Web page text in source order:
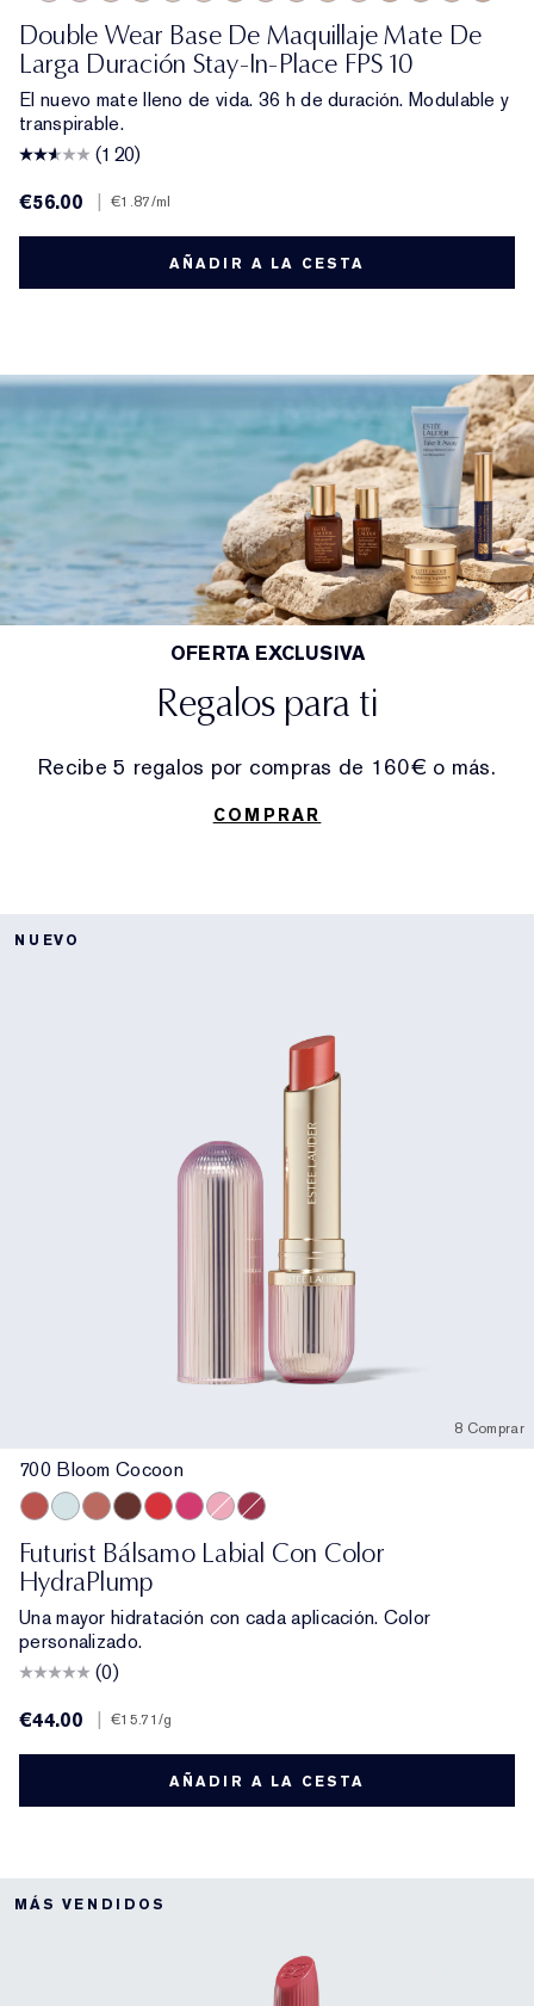
Double Wear Base De Maquillaje Mate De
Larga Duración Stay-In-Place FPS 10
El nuevo mate lleno de vida. 36 h de duración. Modulable y
transpirable.
(120)
€56.00
€1.87/ml
AÑADIR A LA CESTA
OFERTA EXCLUSIVA
Regalos para ti
Recibe 5 regalos por compras de 160€ o más.
COMPRAR
NUEVO
8 Comprar
700 Bloom Cocoon
Futurist Bálsamo Labial Con Color
HydraPlump
Una mayor hidratación con cada aplicación. Color
personalizado.
(0)
€44.00
€15.71/g
AÑADIR A LA CESTA
MÁS VENDIDOS